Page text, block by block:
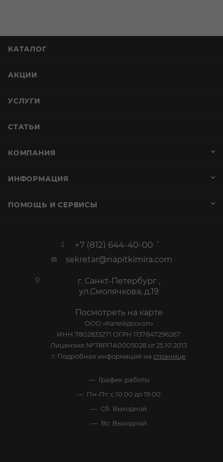
КАТАЛОГ
АКЦИИ
УСЛУГИ
СТАТЬИ
КОМПАНИЯ
ИНФОРМАЦИЯ
ПОМОЩЬ И СЕРВИСЫ
+7 (812) 644-40-00
sekretar@napitkimira.com
г. Санкт-Петербург ,
ул.Смолячкова, д.19
Посмотреть на карте
ООО «Калейдоскоп»
ИНН 7802833271 ОГРН 1137847296267
Лицензия №78РПА0005028 от 25.10.2013
г. Подробная информация на странице
График работы
Пн-Пт: с 10:00 до 19:00
Сб: Выходной
Вс: Выходной